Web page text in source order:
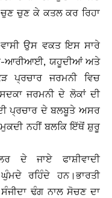
ਚੁਣ ਕੇ ਕਤਲ ਕਰ ਰਿਹਾ
ਉਸ ਵਕਤ ਇਸ ਸਾਰੇ
ਆਰੀਆਈ, ਯਹੂਦੀਆਂ ਅਤੇ
ਪ੍ਰਚਾਰ ਜਰਮਨੀ ਵਿਚ
ਜਰਮਨੀ ਦੇ ਲੋਕਾਂ ਦੀ
ਪ੍ਰਚਾਰ ਦੇ ਬਲਬੂਤੇ ਅਸਰ
ਨਹੀਂ ਬਲਕਿ ਇੱਥੋਂ ਸ਼ੁਰੂ
ਦੇ ਜਾਏ ਫਾਸ਼ੀਵਾਦੀ
ਰਹਿੰਦੇ ਹਨ।ਭਾਰਤੀ
ਢੰਗ ਨਾਲ ਸੋਚਣ ਦਾ